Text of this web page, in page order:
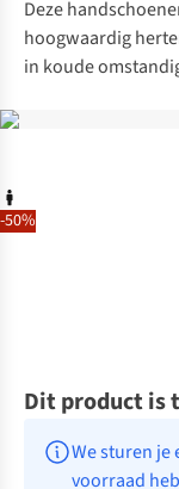
-50%
Deze
hoogwaardig
in koude
Dit product is
We sturen je
voorraad